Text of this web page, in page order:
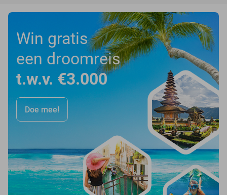
Win gratis
een droomreis
t.w.v. €3.000
Doe mee!